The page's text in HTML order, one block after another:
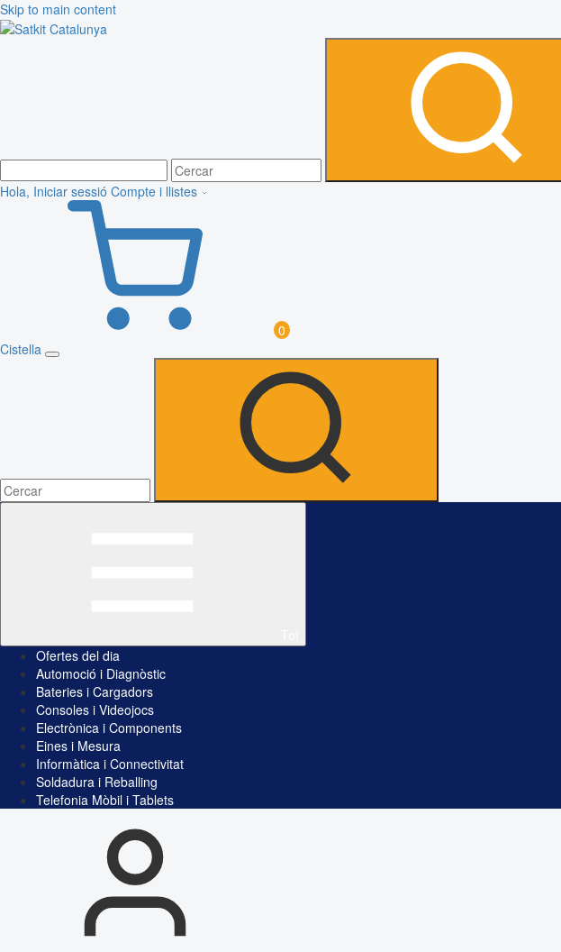
Skip to main content
Hola, Iniciar sessió Compte i llistes
0
Cistella
Ofertes del dia
Automoció i Diagnòstic
Bateries i Cargadors
Consoles i Videojocs
Electrònica i Components
Eines i Mesura
Informàtica i Connectivitat
Soldadura i Reballing
Telefonia Mòbil i Tablets